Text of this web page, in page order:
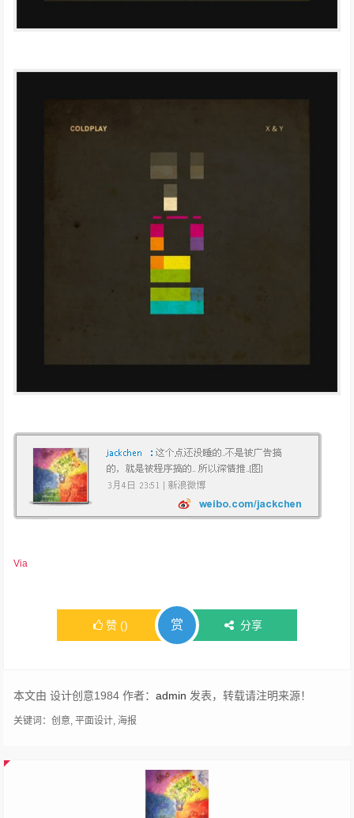
Via
赞 () 赏 分享
本文由 设计创意1984 作者：admin 发表，转载请注明来源！
关键词：创意,平面设计,海报